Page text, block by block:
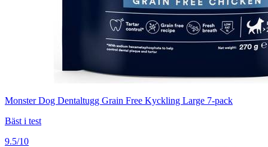
Monster Dog Dentaltugg Grain Free Kyckling Large 7-pack
Bäst i test
9.5/10